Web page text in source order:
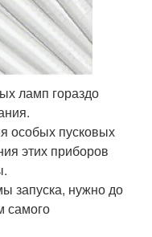
ламп гораздо
особых пусковых
этих приборов
запуска, нужно до
самого